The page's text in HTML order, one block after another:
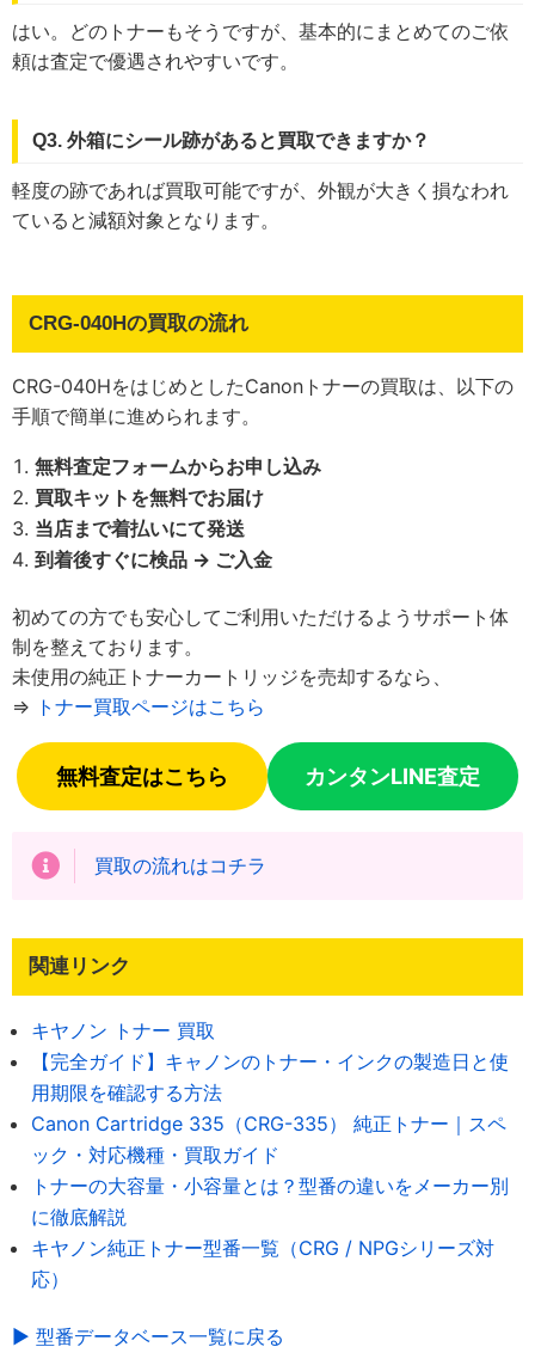
はい。どのトナーもそうですが、基本的にまとめてのご依
頼は査定で優遇されやすいです。
Q3. 外箱にシール跡があると買取できますか？
軽度の跡であれば買取可能ですが、外観が大きく損なわれ
ていると減額対象となります。
CRG-040Hの買取の流れ
CRG-040HをはじめとしたCanonトナーの買取は、以下の
手順で簡単に進められます。
無料査定フォームからお申し込み
買取キットを無料でお届け
当店まで着払いにて発送
到着後すぐに検品 → ご入金
初めての方でも安心してご利用いただけるようサポート体
制を整えております。
未使用の純正トナーカートリッジを売却するなら、
⇒ トナー買取ページはこちら
無料査定はこちら カンタンLINE査定
買取の流れはコチラ
関連リンク
キヤノン トナー 買取
【完全ガイド】キャノンのトナー・インクの製造日と使
用期限を確認する方法
Canon Cartridge 335（CRG-335） 純正トナー｜スペ
ック・対応機種・買取ガイド
トナーの大容量・小容量とは？型番の違いをメーカー別
に徹底解説
キヤノン純正トナー型番一覧（CRG / NPGシリーズ対
応）
▶ 型番データベース一覧に戻る